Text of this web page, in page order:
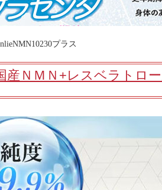
プラス
産ＮＭＮ+レスベラトロ